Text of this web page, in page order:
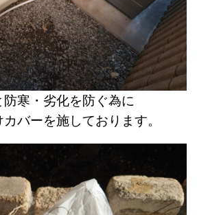
寒・劣化を防ぐ為に
バーを施しております。